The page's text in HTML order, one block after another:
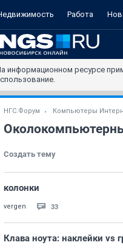
Работа
информационном ресурсе
НГС.Форум Компьютеры
Создать тему
колонки
vergen 33
Клава ноута: наклейки vs